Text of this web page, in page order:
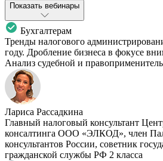
Показать вебинары
Бухгалтерам
Тренды налогового
году. Дробление бизнеса в фокусе
Анализ судебной и
Лариса Рассадкина
Главный налоговый консультант
консалтинга ООО «ЭЛКОД», член
консультантов России, советник
гражданской службы РФ 2 класса